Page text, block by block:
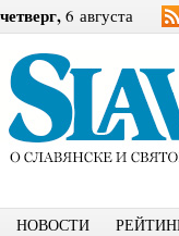
четверг, 6 августа
НОВОСТИ